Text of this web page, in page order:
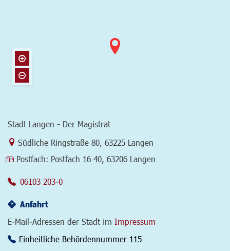
Stadt Langen - Der Magistrat
Link zur Google-Maps Navigation
Südliche Ringstraße 80 63225 Langen
Postfach: Postfach 16 40, 63206 Langen
06103 203-0
Anfahrt
E-Mail-Adressen der Stadt im Impressum
Einheitliche Behördennummer 115